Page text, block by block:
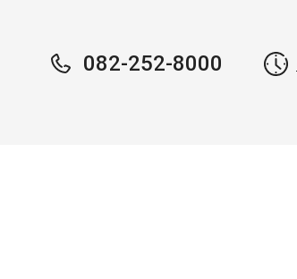
082-252-8000